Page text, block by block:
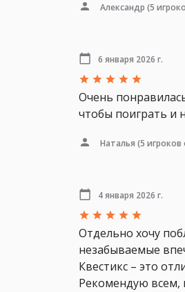
Александр (5
6 января 2026 г.
Очень
чтобы поиграть и
Наталья (5 игроков
4 января 2026 г.
Отдельно хочу
незабываемые
Квестикс – это
Рекомендую